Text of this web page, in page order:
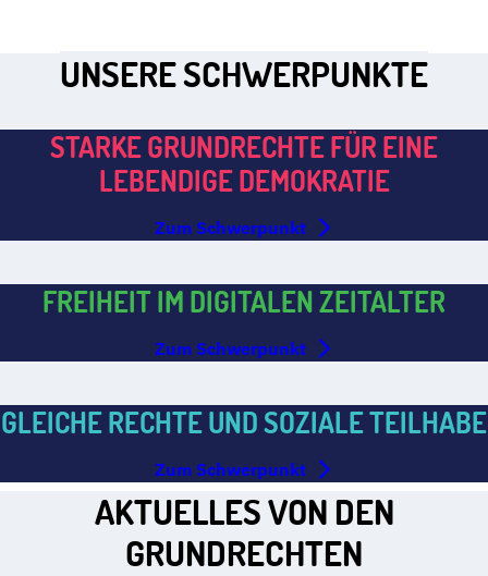
UNSERE SCHWERPUNKTE
STARKE GRUNDRECHTE FÜR EINE
LEBENDIGE DEMOKRATIE
Zum Schwerpunkt
FREIHEIT IM DIGITALEN ZEITALTER
Zum Schwerpunkt
GLEICHE RECHTE UND SOZIALE TEILHABE
Zum Schwerpunkt
AKTUELLES VON DEN
GRUNDRECHTEN